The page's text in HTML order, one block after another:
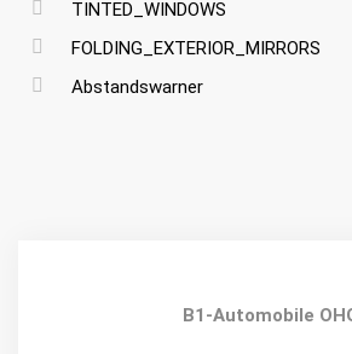
TINTED_WINDOWS
FOLDING_EXTERIOR_MIRRORS
Abstandswarner
B1-Automobile